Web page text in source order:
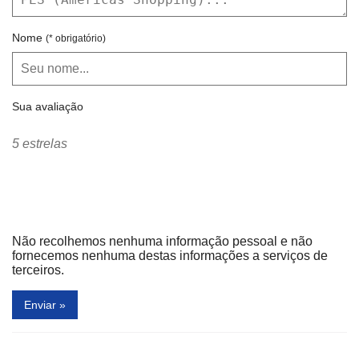
Nome (* obrigatório)
Sua avaliação
5 estrelas
Não recolhemos nenhuma informação pessoal e não
fornecemos nenhuma destas informações a serviços de
terceiros.
Enviar »